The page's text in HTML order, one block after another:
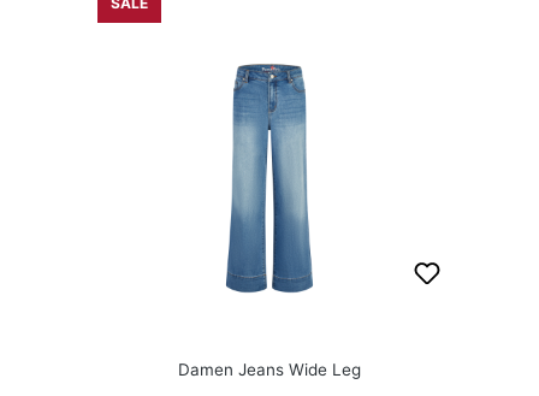
Damen Jeans Wide Leg